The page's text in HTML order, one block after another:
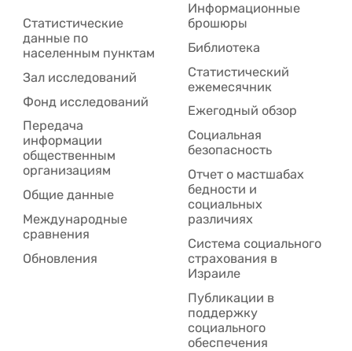
Статистические
данные по
населенным пунктам
Зал исследований
Фонд исследований
Передача
информации
общественным
организациям
Общие данные
Международные
сравнения
Обновления
Информационные
брошюры
Библиотека
Статистический
ежемесячник
Ежегодный обзор
Социальная
безопасность
Отчет о мастшабах
бедности и
социальных
различиях
Система социального
страхования в
Израиле
Публикации в
поддержку
социального
обеспечения